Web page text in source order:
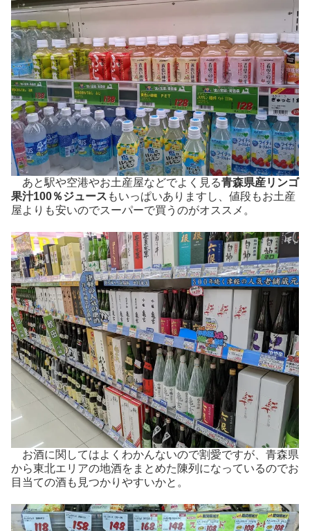
あと駅や空港やお土産屋などでよく見る青森県産リンゴ
果汁100％ジュース もいっぱいありますし、値段もお土産
屋よりも安いのでスーパーで買うのがオススメ。
お酒に関してはよくわかんないので割愛ですが、青森県
から東北エリアの地酒をまとめた陳列になっているのでお
目当ての酒も見つかりやすいかと。